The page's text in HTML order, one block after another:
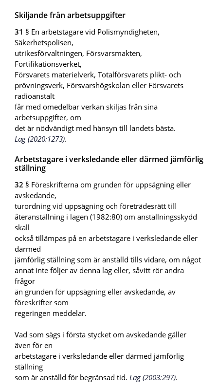
Skiljande från arbetsuppgifter
31 § En arbetstagare vid Polismyndigheten,
Säkerhetspolisen,
utrikesförvaltningen, Försvarsmakten,
Fortifikationsverket,
Försvarets materielverk, Totalförsvarets plikt- och
prövningsverk, Försvarshögskolan eller Försvarets
radioanstalt
får med omedelbar verkan skiljas från sina
arbetsuppgifter, om
det är nödvändigt med hänsyn till landets bästa.
Lag (2020:1273).
Arbetstagare i verksledande eller därmed jämförlig
ställning
32 § Föreskrifterna om grunden för uppsägning eller
avskedande,
turordning vid uppsägning och företrädesrätt till
återanställning i lagen (1982:80) om anställningsskydd
skall
också tillämpas på en arbetstagare i verksledande eller
därmed
jämförlig ställning som är anställd tills vidare, om något
annat inte följer av denna lag eller, såvitt rör andra
frågor
än grunden för uppsägning eller avskedande, av
föreskrifter som
regeringen meddelar.
Vad som sägs i första stycket om avskedande gäller
även för en
arbetstagare i verksledande eller därmed jämförlig
ställning
som är anställd för begränsad tid. Lag (2003:297).